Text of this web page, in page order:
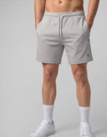
جرّب منتجاتنا براحة في منزلك. لديك 30 أيام من تاريخ التسليم لإرجاع